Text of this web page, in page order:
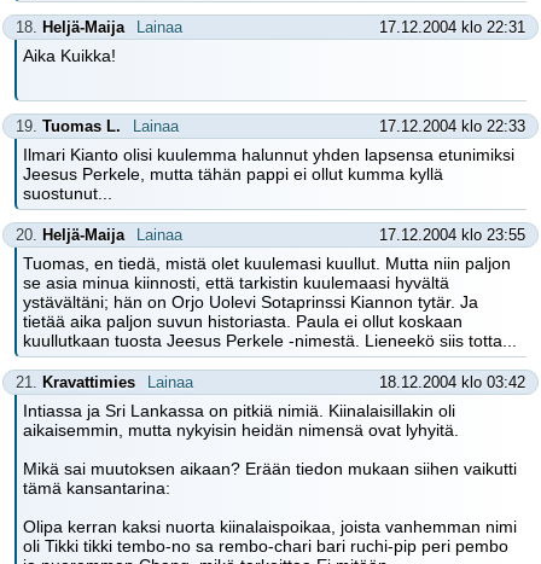
18. Heljä-Maija Lainaa 17.12.2004 klo 22:31
Aika Kuikka!
19. Tuomas L. Lainaa 17.12.2004 klo 22:33
Ilmari Kianto olisi kuulemma halunnut yhden lapsensa etunimiksi
Jeesus Perkele, mutta tähän pappi ei ollut kumma kyllä
suostunut...
20. Heljä-Maija Lainaa 17.12.2004 klo 23:55
Tuomas, en tiedä, mistä olet kuulemasi kuullut. Mutta niin paljon
se asia minua kiinnosti, että tarkistin kuulemaasi hyvältä
ystävältäni; hän on Orjo Uolevi Sotaprinssi Kiannon tytär. Ja
tietää aika paljon suvun historiasta. Paula ei ollut koskaan
kuullutkaan tuosta Jeesus Perkele -nimestä. Lieneekö siis totta...
21. Kravattimies Lainaa 18.12.2004 klo 03:42
Intiassa ja Sri Lankassa on pitkiä nimiä. Kiinalaisillakin oli
aikaisemmin, mutta nykyisin heidän nimensä ovat lyhyitä.
Mikä sai muutoksen aikaan? Erään tiedon mukaan siihen vaikutti
tämä kansantarina:
Olipa kerran kaksi nuorta kiinalaispoikaa, joista vanhemman nimi
oli Tikki tikki tembo-no sa rembo-chari bari ruchi-pip peri pembo